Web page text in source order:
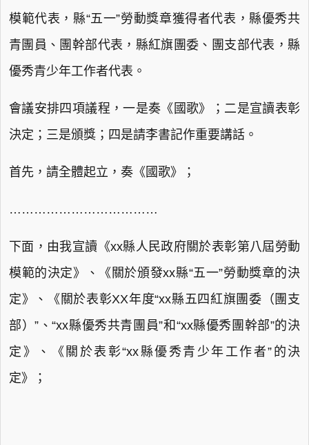
模範代表，縣“五一”勞動獎章獲得者代表，縣優秀共
青團員、團幹部代表，縣紅旗團委、團支部代表，縣
優秀青少年工作者代表。
會議安排四項議程，一是奏《國歌》；二是宣讀表彰
決定；三是頒獎；四是請李書記作重要講話。
首先，請全體起立，奏《國歌》；
………………………………
下面，由我宣讀《xx縣人民政府關於表彰第八屆勞動
模範的決定》、《關於頒發xx縣“五一”勞動獎章的決
定》、《關於表彰XX年度“xx縣五四紅旗團委（團支
部）”、“xx縣優秀共青團員”和“xx縣優秀團幹部”的決
定》、《關於表彰“xx縣優秀青少年工作者”的決
定》；